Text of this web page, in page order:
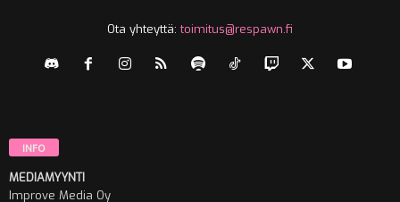
Ota yhteyttä:toimitus@respawn.fi
INFO
MEDIAMYYNTI
Improve Media Oy